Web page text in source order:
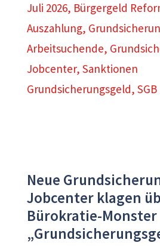
Juli 2026, Bürgergeld
Auszahlung,
Arbeitsuchende,
Jobcenter, Sanktionen
Grundsicherungsgeld, SGB
Neue
Jobcenter klagen
Bürokratie-Monster